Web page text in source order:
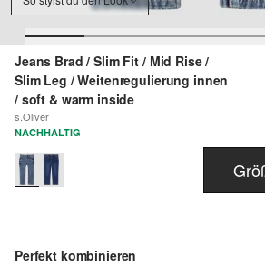
Jeans Brad / Slim Fit / Mid Rise /
Slim Leg / Weitenregulierung innen
/ soft & warm inside
s.Oliver
NACHHALTIG
Perfekt kombinieren